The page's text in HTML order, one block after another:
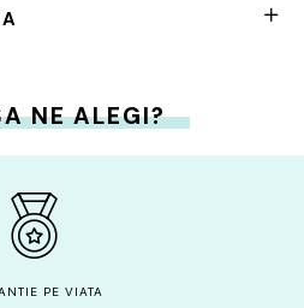
NE ALEGI?
PE VIATA